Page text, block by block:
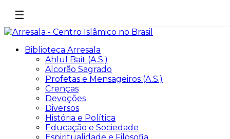
☰
Biblioteca Arresala
Ahlul Bait (A.S.)
Alcorão Sagrado
Profetas e Mensageiros (A.S.)
Crenças
Devoções
Diversos
História e Política
Educação e Sociedade